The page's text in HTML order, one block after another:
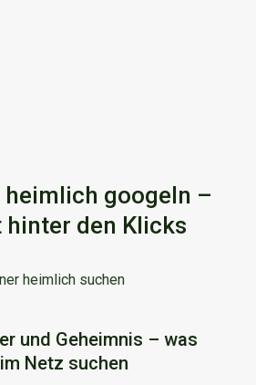
heimlich googeln –
hinter den Klicks
und Geheimnis – was
Netz suchen